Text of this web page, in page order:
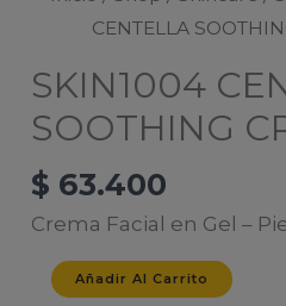
CENTELLA
SKIN1004
SOOTHING
$ 63.400
Crema Facial en Gel –
SKIN1004
Añadir Al Carrito